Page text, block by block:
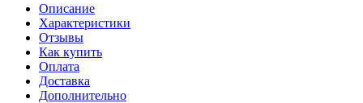
Описание
Характеристики
Отзывы
Как купить
Оплата
Доставка
Дополнительно